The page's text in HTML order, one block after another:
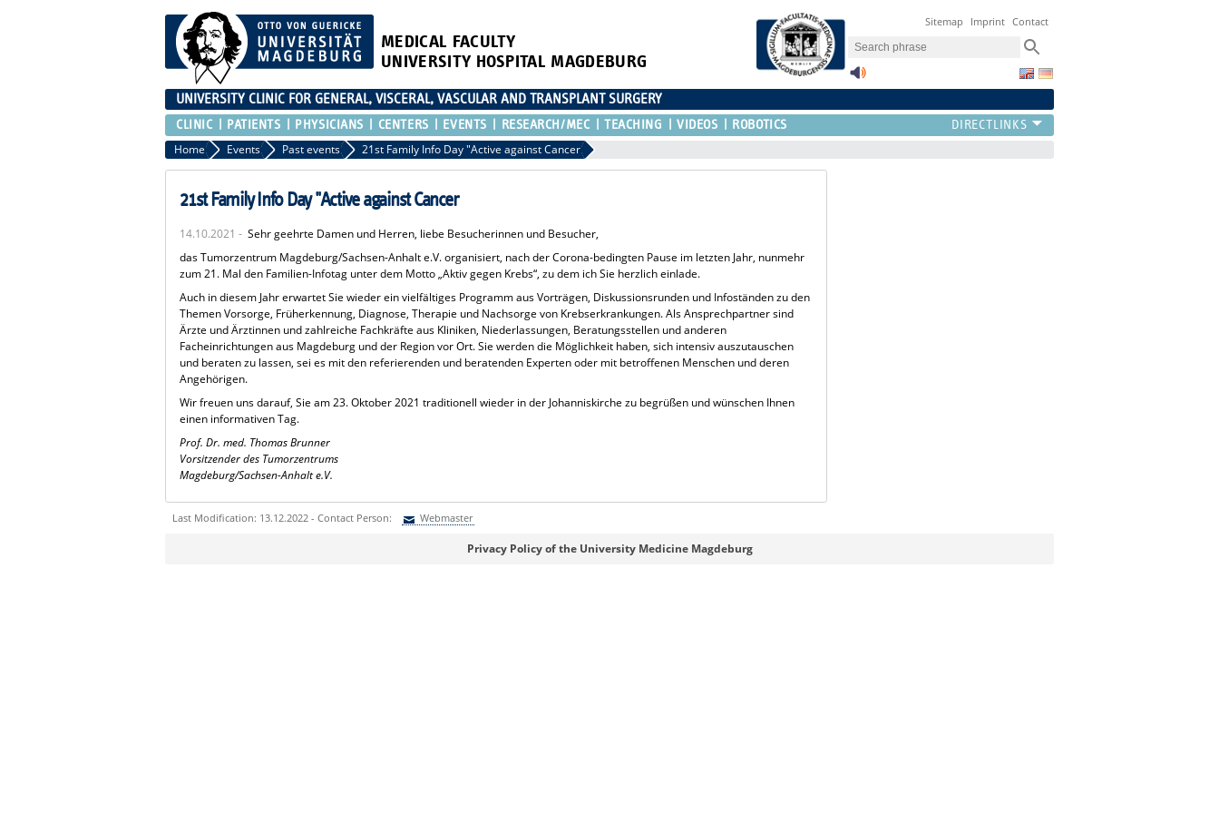
MEDICAL FACULTY
UNIVERSITY HOSPITAL MAGDEBURG
Sitemap Imprint Contact
UNIVERSITY CLINIC FOR GENERAL, VISCERAL, VASCULAR AND TRANSPLANT SURGERY
CLINIC PATIENTS PHYSICIANS CENTERS EVENTS RESEARCH/MEC TEACHING VIDEOS ROBOTICS
Home Events Past events 21st Family Info Day "Active against Cancer
21st Family Info Day "Active against Cancer
14.10.2021 -Sehr geehrte Damen und Herren, liebe Besucherinnen und Besucher,
das Tumorzentrum Magdeburg/Sachsen-Anhalt e.V. organisiert, nach der Corona-bedingten Pause im letzten Jahr, nunmehr
zum 21. Mal den Familien-Infotag unter dem Motto „Aktiv gegen Krebs“, zu dem ich Sie herzlich einlade.
Auch in diesem Jahr erwartet Sie wieder ein vielfältiges Programm aus Vorträgen, Diskussionsrunden und Infoständen zu den
Themen Vorsorge, Früherkennung, Diagnose, Therapie und Nachsorge von Krebserkrankungen. Als Ansprechpartner sind
Ärzte und Ärztinnen und zahlreiche Fachkräfte aus Kliniken, Niederlassungen, Beratungsstellen und anderen
Facheinrichtungen aus Magdeburg und der Region vor Ort. Sie werden die Möglichkeit haben, sich intensiv auszutauschen
und beraten zu lassen, sei es mit den referierenden und beratenden Experten oder mit betroffenen Menschen und deren
Angehörigen.
Wir freuen uns darauf, Sie am 23. Oktober 2021 traditionell wieder in der Johanniskirche zu begrüßen und wünschen Ihnen
einen informativen Tag.
Prof. Dr. med. Thomas Brunner
Vorsitzender des Tumorzentrums
Magdeburg/Sachsen-Anhalt e.V.
Last Modification: 13.12.2022 - Contact Person: Webmaster
Privacy Policy of the University Medicine Magdeburg